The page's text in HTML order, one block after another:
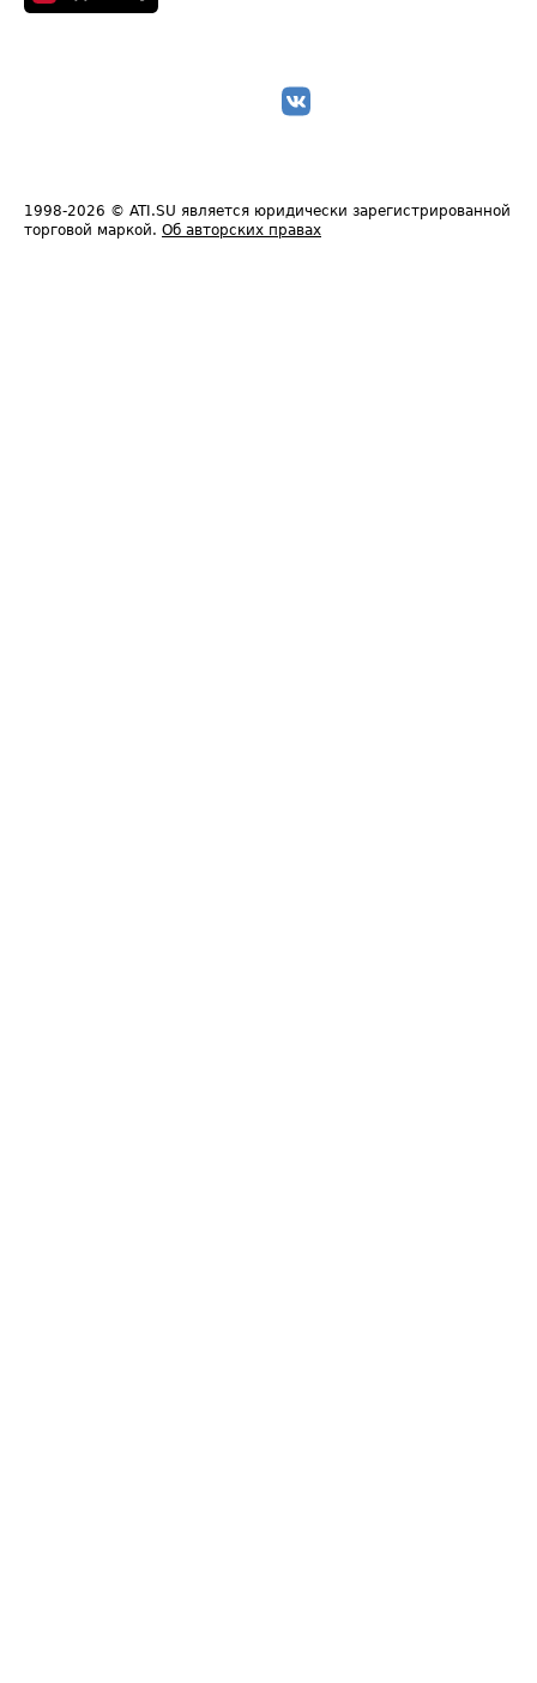
1998-2026 © ATI.SU является юридически зарегистрированной
торговой маркой. Об авторских правах